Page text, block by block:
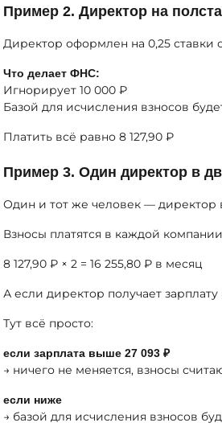
Пример 2. Директор на
Директор оформлен на 0,25 ставки
Что делает ФНС:
Игнорирует 10 000 ₽
Базой для исчисления взносов
Платить всё равно 8 127,90 ₽
Пример 3. Один директор в
Один и тот же человек — директор
Взносы платятся в каждой
8 127,90 ₽ × 2 = 16 255,80 ₽ в месяц
А если директор получает
Тут всё просто:
если зарплата выше 27 093 ₽
→ ничего не меняется, взносы
если ниже
→ базой для исчисления взносов